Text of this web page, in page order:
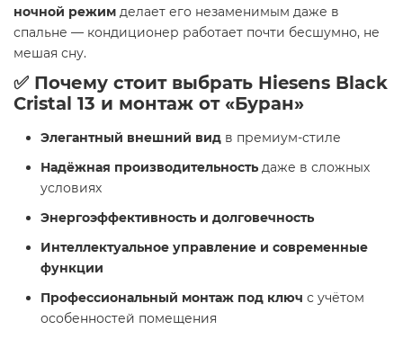
ночной режим делает его незаменимым даже в
спальне — кондиционер работает почти бесшумно, не
мешая сну.
✅ Почему стоит выбрать Hiesens Black
Cristal 13 и монтаж от «Буран»
Элегантный внешний вид в премиум-стиле
Надёжная производительность даже в сложных
условиях
Энергоэффективность и долговечность
Интеллектуальное управление и современные
функции
Профессиональный монтаж под ключ с учётом
особенностей помещения